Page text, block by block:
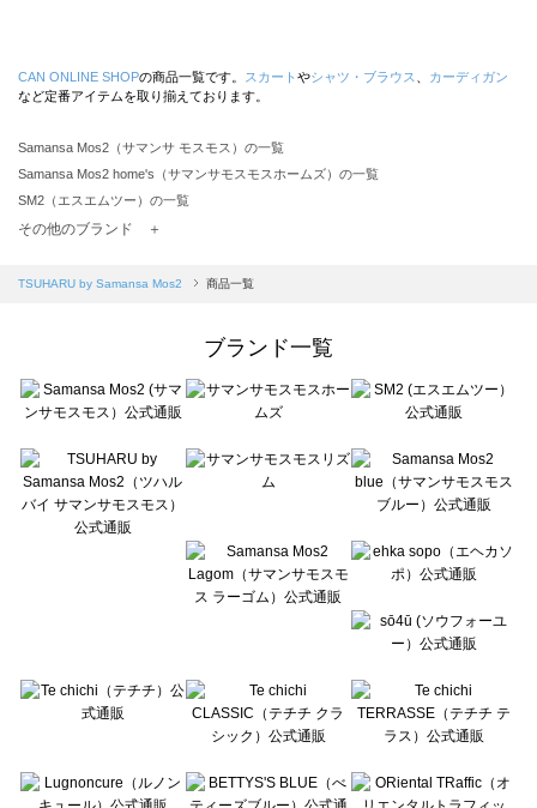
CAN ONLINE SHOPの商品一覧です。 スカート やシャツ・ブラウス
カーディガン
など定番アイテムを取り揃えております。
Samansa Mos2（サマンサ モスモス）の一覧
Samansa Mos2 home's（サマンサモスモスホームズ）の一覧
SM2（エスエムツー）の一覧
TSUHARU by Samansa Mos2（ツハルバイサマンサモスモス）の一覧
Samansa Mos2 blue（サマンサモスモス ブルー）の一覧
Te chichi（テチチ）の一覧
Te chichi CLASSIC（テチチ クラシック）の一覧
Lugnoncure（ルノンキュール）の一覧
BETTY'S BLUE（べティーズブルー）の一覧
Wpc.（ワールドパーティー）の一覧
その他のブランド ＋
TSUHARU by Samansa Mos2 商品一覧
ブランド一覧